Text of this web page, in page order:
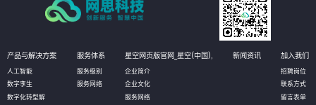
产品与解决方案
人工智能
数字孪生
数字化转型解
服务体系
服务级别
服务网络
星空网页版官网_星空(中国),
企业简介
企业文化
服务网络
新闻资讯 加入我们
招聘岗位
联系方式
留言表单